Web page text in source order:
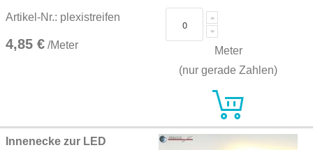
Artikel-Nr.: plexistreifen
4,85 € /Meter
Meter
(nur gerade Zahlen)
Innenecke zur LED